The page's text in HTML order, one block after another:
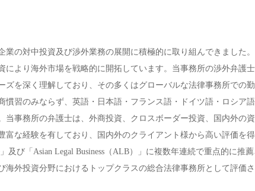
の対中投資及び渉外業務の展開に積極的に取り組んできました
より海外市場を戦略的に開拓しています。当事務所の渉外弁護士
を深く理解しており、その多くはグローバルな法律事務所での
習のみならず、英語・日本語・フランス語・ドイツ語・ロシア語
事務所の弁護士は、外商投資、クロスボーダー投資、国内外の
富な経験を有しており、国内外のクライアント様から高い評価を
及び「Asian Legal Business（ALB）」に複数年連続で重点的に推薦
外投資分野におけるトップクラスの総合法律事務所として評価